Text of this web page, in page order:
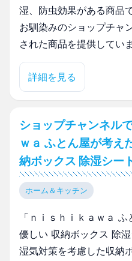
湿、防虫効果がある商品
お馴染みのショップチャ
された商品を提供していま
詳細を見る
ショップチャンネル
ｗａ ふとん屋が考え
納ボックス 除湿シー
ホーム＆キッチン
「ｎｉｓｈｉｋａｗａ
優しい 収納ボックス 除
湿気対策を考慮した収納